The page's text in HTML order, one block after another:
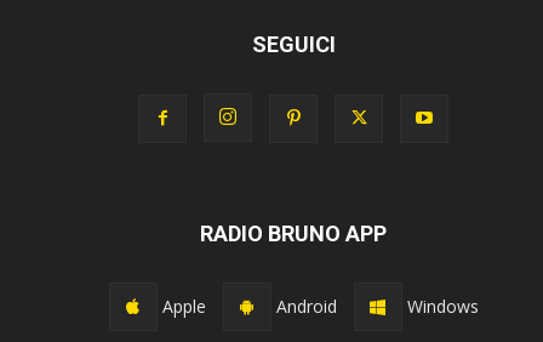
SEGUICI
RADIO BRUNO APP
Apple Android Windows